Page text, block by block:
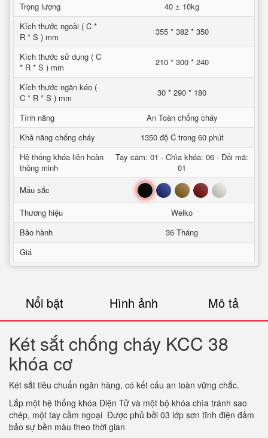
Trọng lượng
40 ± 10kg
Kích thước ngoài ( C *
R * S ) mm
355 * 382 * 350
Kích thước sử dụng ( C
* R * S ) mm
210 * 300 * 240
Kích thước ngăn kéo (
C * R * S ) mm
30 * 290 * 180
Tính năng
An Toàn chống cháy
Khả năng chống cháy
1350 độ C trong 60 phút
Hệ thống khóa liên hoàn
thông minh
Tay cầm: 01 - Chìa khóa: 06 - Đổi mã:
01
Mầu sắc
Đen Xanh Nâu Đỏ Trắng
Thương hiệu
Welko
Bảo hành
36 Tháng
Giá
Nổi bật Hình ảnh Mô tả
Két sắt chống cháy KCC 38
khóa cơ
Két sắt tiêu chuẩn ngân hàng, có kết cấu an toàn vững chắc.
Lắp một hệ thống khóa Điện Tử và một bộ khóa chìa tránh sao
chép, một tay cầm ngoại Được phủ bởi 03 lớp sơn tĩnh điện đảm
bảo sự bền màu theo thời gian